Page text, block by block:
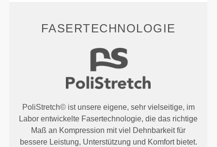
FASERTECHNOLOGIE
PoliStretch© ist unsere eigene, sehr vielseitige, im
Labor entwickelte Fasertechnologie, die das richtige
Maß an Kompression mit viel Dehnbarkeit für
bessere Leistung, Unterstützung und Komfort bietet.